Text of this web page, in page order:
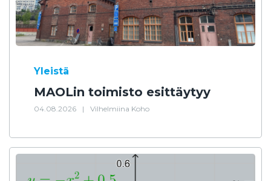
Yleistä
MAOLin toimisto esittäytyy
04.08.2026 | Vilhelmiina Koho